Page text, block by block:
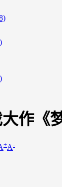
作《
+A-